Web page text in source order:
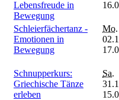
Lebensfreude in
Bewegung
Schleierfächertanz -
Emotionen in
Bewegung
Mo.
Schnupperkurs:
Griechische Tänze
erleben
Sa.